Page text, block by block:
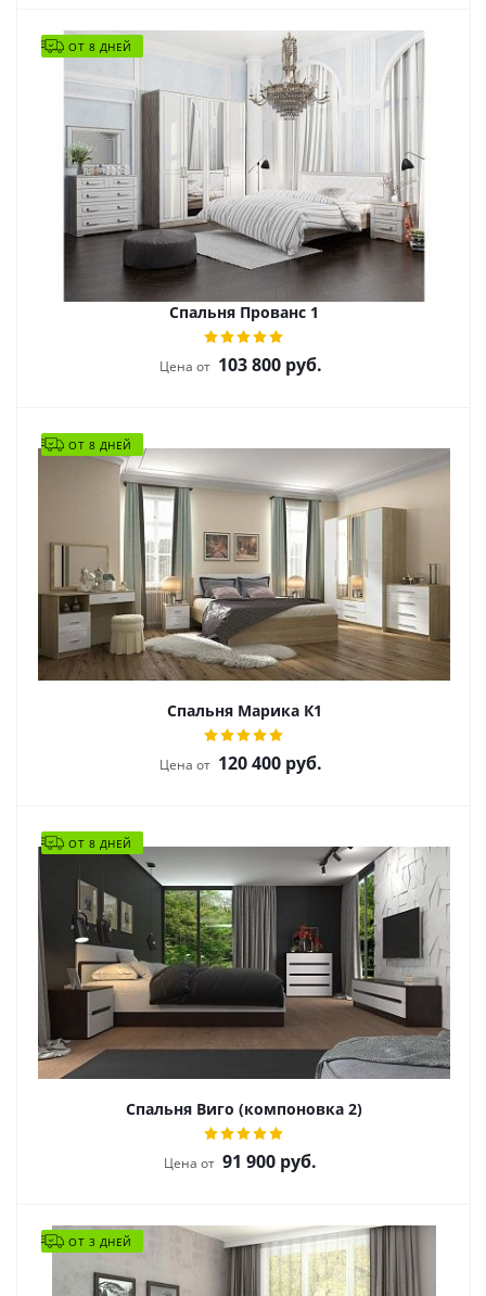
ОТ 8 ДНЕЙ
Спальня Прованс 1
Цена от 103 800руб.
ОТ 8 ДНЕЙ
Спальня Марика К1
Цена от 120 400руб.
ОТ 8 ДНЕЙ
Спальня Виго (компоновка 2)
Цена от 91 900 руб.
ОТ 3 ДНЕЙ